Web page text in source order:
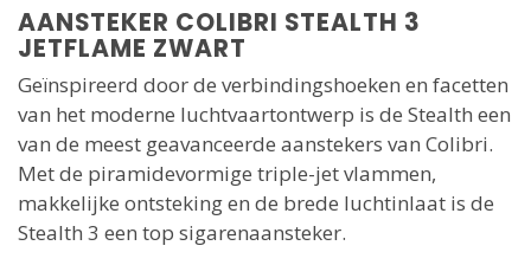
AANSTEKER COLIBRI STEALTH 3
JETFLAME ZWART
Geïnspireerd door de verbindingshoeken en facetten
van het moderne luchtvaartontwerp is de Stealth een
van de meest geavanceerde aanstekers van Colibri.
Met de piramidevormige triple-jet vlammen,
makkelijke ontsteking en de brede luchtinlaat is de
Stealth 3 een top sigarenaansteker.